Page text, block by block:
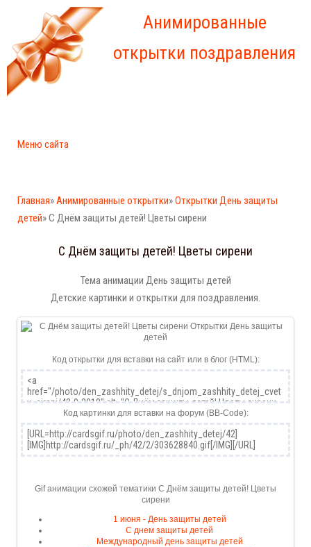
Анимированные
открытки поздравления
Меню сайта
Главная»Анимированные открытки»Открытки День защиты
детей» С Днём защиты детей! Цветы сирени
С Днём защиты детей! Цветы сирени
Тема анимации День защиты детей
Детские картинки и открытки для поздравления.
Код открытки для вставки на сайт или в блог (HTML):
Код картинки для вставки на форум (BB-Code):
Gif анимации схожей тематики С Днём защиты детей! Цветы
сирени
1 июня - День защиты детей
С днем защиты детей
Международный день защиты детей